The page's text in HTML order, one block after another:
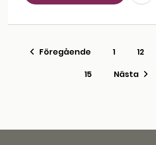
Föregående 1 12
15
Nästa